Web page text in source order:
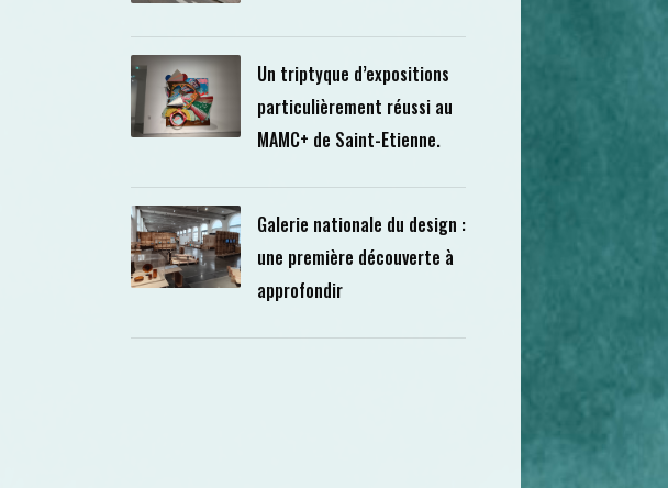
Un triptyque d’expositions
particulièrement réussi au
MAMC+ de Saint-Etienne.
Galerie nationale du design :
une première découverte à
approfondir